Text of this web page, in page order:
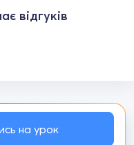
відгуків
на урок